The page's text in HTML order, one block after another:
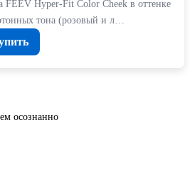
FEEV Hyper-Fit Color Cheek в оттенке
тона (розовый и л…
осознанно